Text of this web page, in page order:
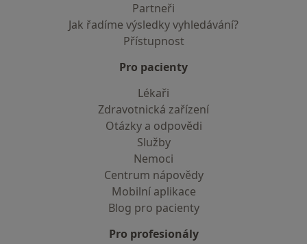
Partneři
Jak řadíme výsledky vyhledávání?
Přístupnost
Pro pacienty
Lékaři
Zdravotnická zařízení
Otázky a odpovědi
Služby
Nemoci
Centrum nápovědy
Mobilní aplikace
Blog pro pacienty
Pro profesionály